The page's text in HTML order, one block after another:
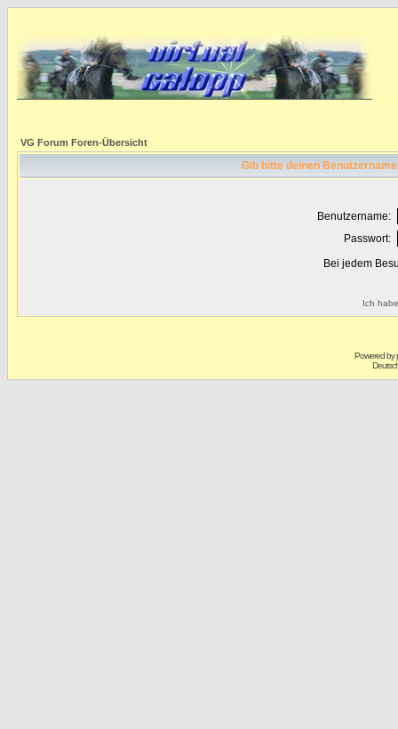
VG Forum Foren-Übersicht
Gib bitte deinen
Benutzername:
Passwort:
Bei jedem
Ich
Powered by